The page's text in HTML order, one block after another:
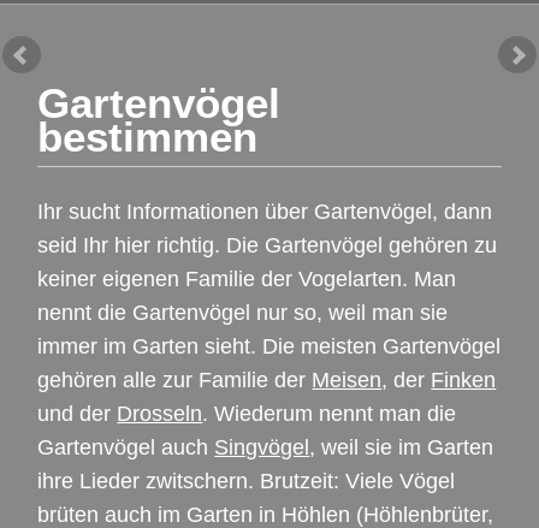
Gartenvögel
bestimmen
Ihr sucht Informationen über Gartenvögel, dann
seid Ihr hier richtig. Die Gartenvögel gehören zu
keiner eigenen Familie der Vogelarten. Man
nennt die Gartenvögel nur so, weil man sie
immer im Garten sieht. Die meisten Gartenvögel
gehören alle zur Familie der Meisen, der Finken
und der Drosseln. Wiederum nennt man die
Gartenvögel auch Singvögel , weil sie im Garten
ihre Lieder zwitschern. Brutzeit: Viele Vögel
brüten auch im Garten in Höhlen (Höhlenbrüter,